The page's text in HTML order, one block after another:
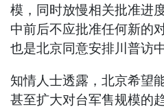
模，同时放慢相关批准进
中前后不应批准任何新的
也是北京同意安排川普访
知情人士透露，北京希望
甚至扩大对台军售规模的